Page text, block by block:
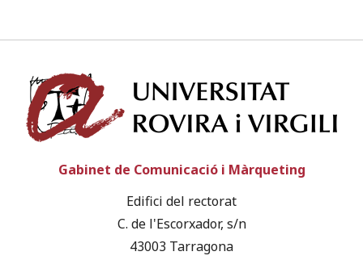
Gabinet de Comunicació i Màrqueting
Edifici del rectorat
C. de l'Escorxador, s/n
43003 Tarragona